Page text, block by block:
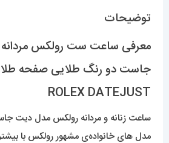
توضیحات
معرفی ساعت ست رولکس مردانه
ROLEX DATEJUST
ساعت زنانه و مردانه رولکس مدل دیت
مدل های خانواده‌ی مشهور رولکس با